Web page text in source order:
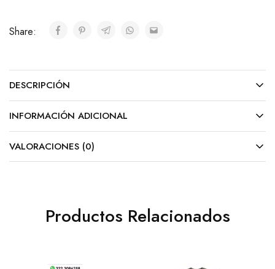
Share:
DESCRIPCIÓN
INFORMACIÓN ADICIONAL
VALORACIONES (0)
Productos Relacionados